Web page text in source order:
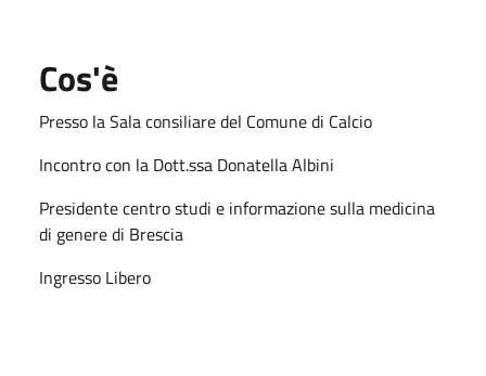
Cos'è
Presso la Sala consiliare del Comune di Calcio
Incontro con la Dott.ssa Donatella Albini
Presidente centro studi e informazione sulla medicina
di genere di Brescia
Ingresso Libero